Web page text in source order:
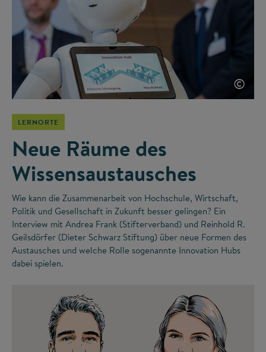
©
LERNORTE
Neue Räume des
Wissensaustausches
Wie kann die Zusammenarbeit von Hochschule, Wirtschaft,
Politik und Gesellschaft in Zukunft besser gelingen? Ein
Interview mit Andrea Frank (Stifterverband) und Reinhold R.
Geilsdörfer (Dieter Schwarz Stiftung) über neue Formen des
Austausches und welche Rolle sogenannte Innovation Hubs
dabei spielen.